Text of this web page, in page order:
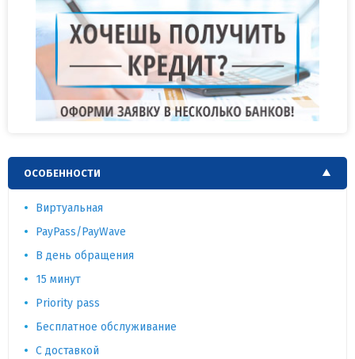
ОСОБЕННОСТИ
Виртуальная
PayPass/PayWave
В день обращения
15 минут
Priority pass
Бесплатное обслуживание
С доставкой